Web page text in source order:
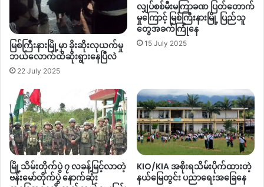
တယ်။ တစ်ချို့က
CDM
စာရင်းမဝင်ပဲနဲ့ ဘေးလွှတ်ရာကိုရှောင်ကြ
တယ်။ အဲ့ဒါကြောင့် စစ်ကောင်စီလက်ထဲမှာ လုံးဝအင်အားချည့်နဲ့နေ
ပြီးမှ တပ်သားလိုအပ်ချက်တွေ အပြည့်အဝရှိ နေတဲ့အတွက် ဦးရွှေ
မင်းနဲ့ဆက်စပ်တာမဟုတ်ပဲနဲ့ လက်တွဲပြီးမှလုပ်နေတာဖြစ်တယ်လို့
ကျနော်မြင်ပါတယ်။
ကေအိုင်အေတပ်ဖွဲ့ကို တိုက်ပွဲဖော်ဆောင်ဖို့ လီဆူစစ်တပ်ဖွဲ့ဖို့
ကြိုးစားတဲ့အပေါ်ကိုအပေါ် ဘယ်လိုမြင်ပါလဲ?
ကေအိုင်အေဆိုတာဟာ ကချင်လွတ်လပ်ရေးတပ်မတော်ဖြစ်တယ် ဒီ
တပ်မတော်ကို ကျနော်တို့ ကချင်မျိုး နွယ်စုရဲ့ လူမျိုးတွေရဲ့ ဘိုးဘွား
တွေက ထူထောင်ထားတာဖြစ်တယ်။ ကချင်ပြည်နယ်ကိုကာကွယ်ဖို့
ဖြစ်တယ်။ ကချင်လူမျိုးအားလုံးရဲ့ကိုယ်စားပြုဖြစ်တယ်။ ကချင်
မြစ်ကြီးနားမြို့မှာ ခိုးဆိုးလုယက်မှု
ဘယ်လောက်ထိဆိုးရွားနေပြီလဲ
22 July 2025
လျှပ်စစ်မီးမကြာခဏ ပြတ်တောက်
မှုကြောင့် မြစ်ကြီးနားမြို့ ပြည်သူ
တွေအခက်ကြုံနေ
15 July 2025
မြို့သိမ်းတိုက်ပွဲ ၇ လခန့်မြင့်လာတဲ့
ဗန်းမော်တိုက်ပွဲ နောက်ဆုံး
KIO/KIA အစိုးရသိမ်းပိုက်ထားတဲ့
နယ်မြေတွင်း ပညာရေးအခြေနေ